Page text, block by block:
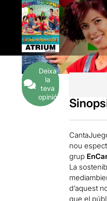
Deixa
la
teva
opinió
nou
grup
La
d’aquest
que el